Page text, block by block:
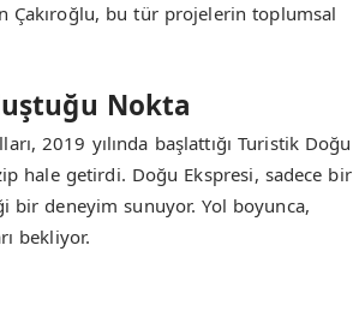
Çakıroğlu, bu tür projelerin toplumsal
Nokta
2019 yılında başlattığı Turistik Doğu
hale getirdi. Doğu Ekspresi, sadece bir
bir deneyim sunuyor. Yol boyunca,
bekliyor.